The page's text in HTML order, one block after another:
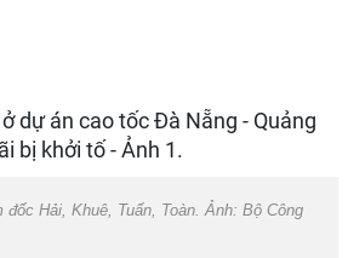
Hải, Khuê, Tuấn, Toàn. Ảnh: Bộ Công